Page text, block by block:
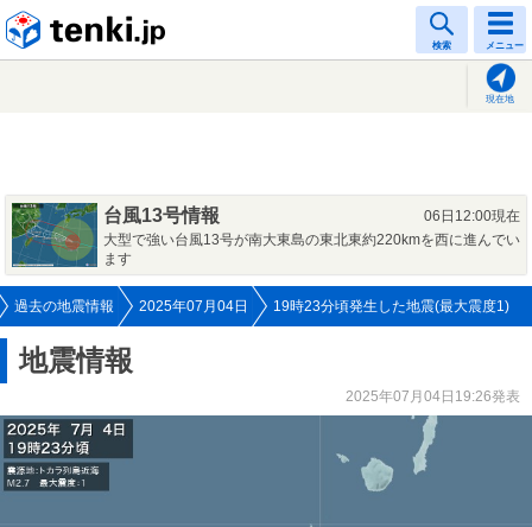
検索 メニュー
現在地
台風13号情報
06日12:00現在
大型で強い台風13号が南大東島の東北東約220kmを西に進んでい
ます
過去の地震情報 2025年07月04日 19時23分頃発生した地震(最大震度1)
地震情報
2025年07月04日19:26発表